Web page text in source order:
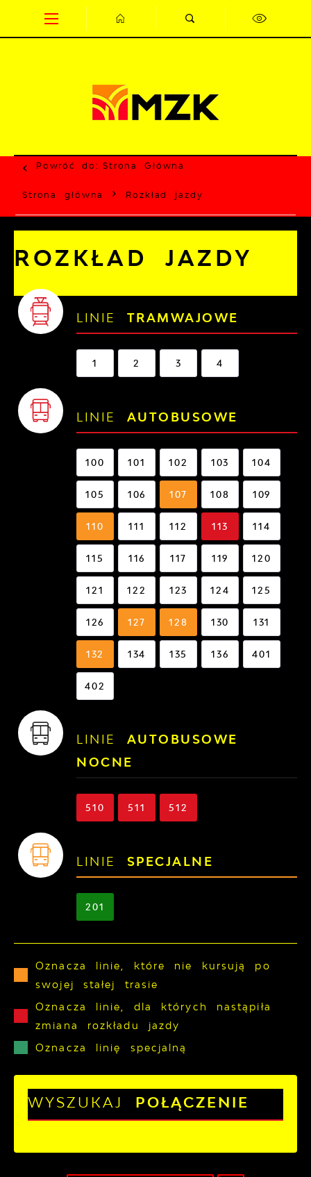
Przejdź do menu.
Przejdź do wyszukiwarki.
Przejdź do treści.
Przejdź do ustawień wielkości czcionki.
Wyłącz wersję kontrastową strony.
Powróć do: Strona Główna
Strona główna Rozkład jazdy
ROZKŁAD JAZDY
LINIE TRAMWAJOWE
1 2 3 4
LINIE AUTOBUSOWE
100 101 102 103 104
105 106 107 108 109
110 111 112 113 114
115 116 117 119 120
121 122 123 124 125
126 127 128 130 131
132 134 135 136 401
402
LINIE AUTOBUSOWE
NOCNE
510 511 512
LINIE SPECJALNE
201
Oznacza linie, które nie kursują po
swojej stałej trasie
Oznacza linie, dla których nastąpiła
zmiana rozkładu jazdy
Oznacza linię specjalną
WYSZUKAJ POŁĄCZENIE